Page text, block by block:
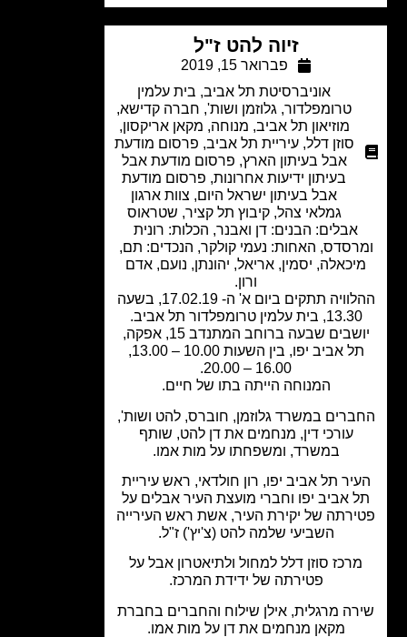
זיוה להט ז"ל
פברואר 15, 2019
אוניברסיטת תל אביב,בית עלמין
טרומפלדור,גלוזמן ושות',חברה קדישא,
מוזיאון תל אביב,מנוחה, מקאן אריקסון ,
סוזן דלל,עיריית תל אביב,פרסום מודעת
אבל בעיתון הארץ,פרסום מודעת אבל
בעיתון ידיעות אחרונות,פרסום מודעת
אבל בעיתון ישראל היום,צוות ארגון
גמלאי צהל,קיבוץ תל קציר,שטראוס
אבלים: הבנים: דן ואבנר, הכלות: רונית
האחות: נעמי קולקר, הנכדים: תם,
יסמין, אריאל, יהונתן, נועם, אדם
ההלוויה תתקים ביום א' ה- 17.02.19, בשעה
יושבים שבעה ברוחב המתנדב 15, אפקה,
תל אביב יפו, בין השעות 10.00 – 13.00,
המנוחה הייתה בתו של חיים.
במשרד גלוזמן, חוברס, להט ושות',
עורכי דין, מנחמים את דן להט, שותף
במשרד, ומשפחתו על מות אמו.
תל אביב יפו, רון חולדאי, ראש עיריית
אביב יפו וחברי מועצת העיר אבלים על
של יקירת העיר, אשת ראש העירייה
השביעי שלמה להט (צ'יץ') ז"ל.
סוזן דלל למחול ולתיאטרון אבל על
פטירתה של ידידת המרכז.
מרגלית, אילן שילוח והחברים בחברת
מקאן מנחמים את דן על מות אמו.